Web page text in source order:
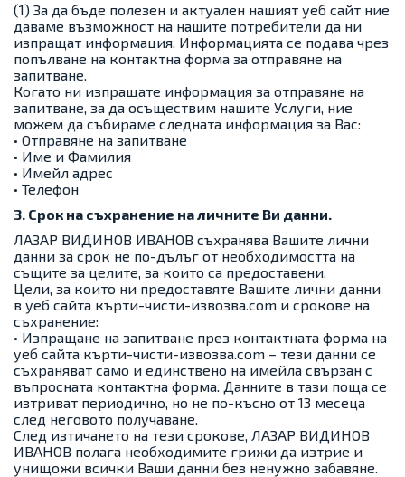
(1) За да бъде полезен и актуален нашият уеб сайт ние
даваме възможност на нашите потребители да ни
изпращат информация. Информацията се подава чрез
попълване на контактна форма за отправяне на
запитване.
Когато ни изпращате информация за отправяне на
запитване, за да осъществим нашите Услуги, ние
можем да събираме следната информация за Вас:
• Отправяне на запитване
• Име и Фамилия
• Имейл адрес
• Телефон
3. Срок на съхранение на личните Ви данни.
ЛАЗАР ВИДИНОВ ИВАНОВ съхранява Вашите лични
данни за срок не по-дълъг от необходимостта на
същите за целите, за които са предоставени.
Цели, за които ни предоставяте Вашите лични данни
в уеб сайта кърти-чисти-извозва.com и срокове на
съхранение:
• Изпращане на запитване през контактната форма на
уеб сайта кърти-чисти-извозва.com – тези данни се
съхраняват само и единствено на имейла свързан с
въпросната контактна форма. Данните в тази поща се
изтриват периодично, но не по-късно от 13 месеца
след неговото получаване.
След изтичането на тези срокове, ЛАЗАР ВИДИНОВ
ИВАНОВ полага необходимите грижи да изтрие и
унищожи всички Ваши данни без ненужно забавяне.